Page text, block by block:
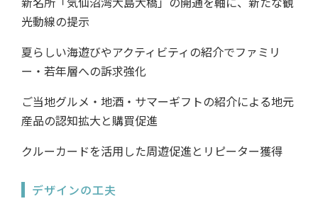
光動線の提示
夏らしい海遊びやアクティビティの紹介でファミリ
ー・若年層への訴求強化
ご当地グルメ・地酒・サマーギフトの紹介による地元
産品の認知拡大と購買促進
クルーカードを活用した周遊促進とリピーター獲得
デザインの工夫